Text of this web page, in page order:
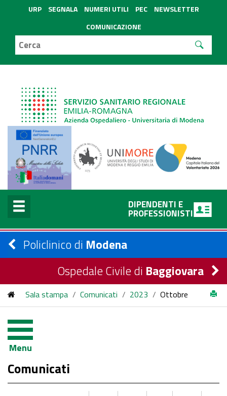
URP SEGNALA NUMERI UTILI PEC
NEWSLETTER
COMUNICAZIONE
DIPENDENTI E
PROFESSIONISTI
Policlinico di Modena
Ospedale Civile di Baggiovara
Sala stampa / Comunicati / 2023 / Ottobre
Menu
Comunicati